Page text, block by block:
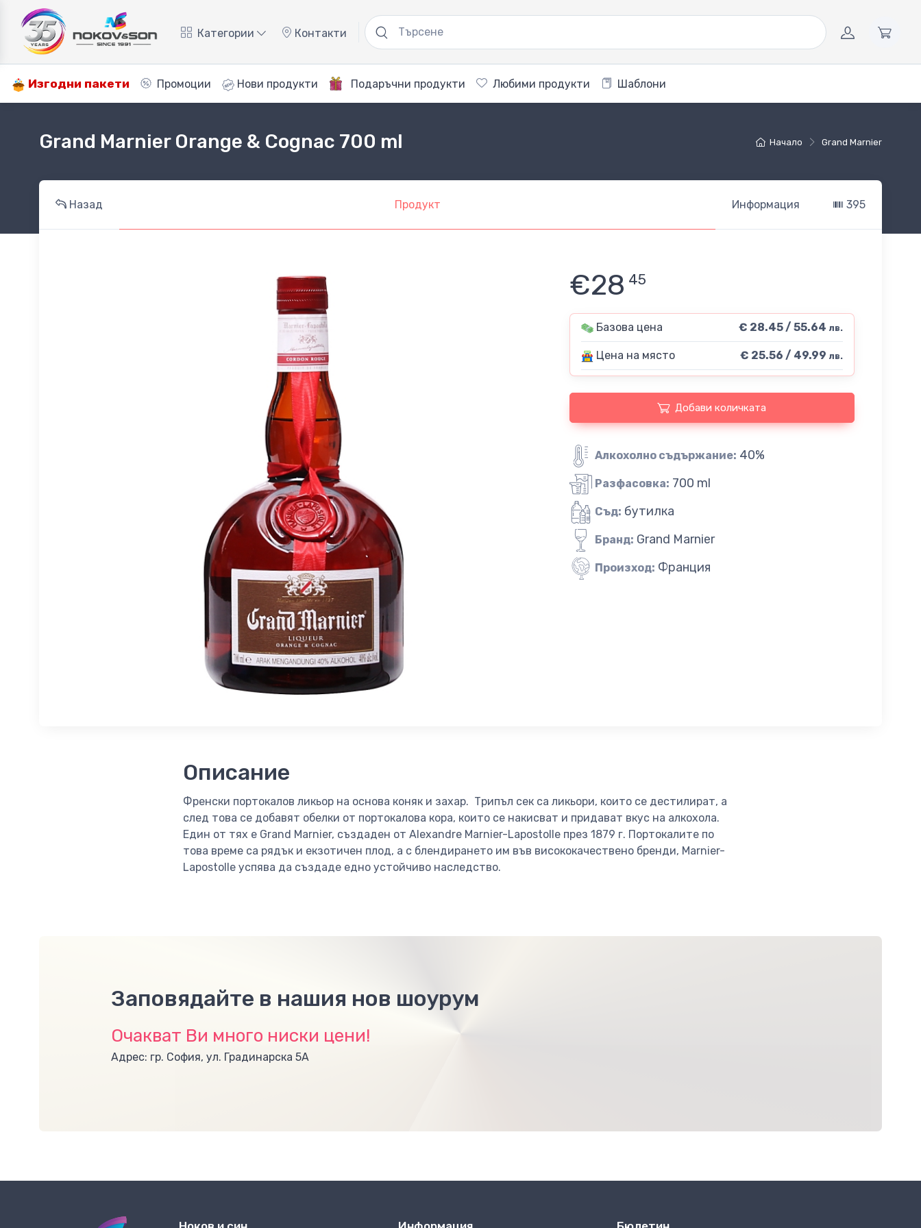
Категории Контакти
Изгодни пакети Промоции Нови продукти Подаръчни продукти Любими продукти Шаблони
Начало Grand Marnier
Grand Marnier Orange & Cognac 700 ml
Назад Продукт Информация 395
€28 45
Базова цена € 28.45 / 55.64 лв.
Цена на място € 25.56 / 49.99 лв.
Добави количката
Алкохолно съдържание: 40%
Разфасовка: 700 ml
Съд: бутилка
Бранд: Grand Marnier
Произход: Франция
Описание
Френски портокалов ликьор на основа коняк и захар. Трипъл сек са ликьори, които се дестилират, а
след това се добавят обелки от портокалова кора, които се накисват и придават вкус на алкохола.
Един от тях е Grand Marnier, създаден от Alexandre Marnier-Lapostolle през 1879 г. Портокалите по
това време са рядък и екзотичен плод, а с блендирането им във висококачествено бренди, Marnier-
Lapostolle успява да създаде едно устойчиво наследство.
Заповядайте в нашия нов шоурум
Очакват Ви много ниски цени!
Адрес: гр. София, ул. Градинарска 5А